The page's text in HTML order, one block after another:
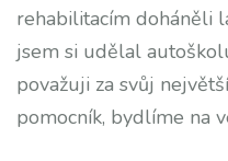
rehabilitacím doháněli
jsem si udělal
považuji za svůj
pomocník, bydlíme na